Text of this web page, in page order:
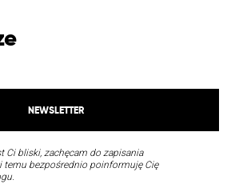
NEWSLETTER
Ci bliski, zachęcam do zapisania
temu bezpośrednio poinformuję Cię